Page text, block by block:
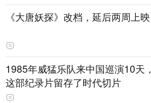
《大唐妖探》改档，延后两周上映
1985年威猛乐队来中国巡演10天，
这部纪录片留存了时代切片